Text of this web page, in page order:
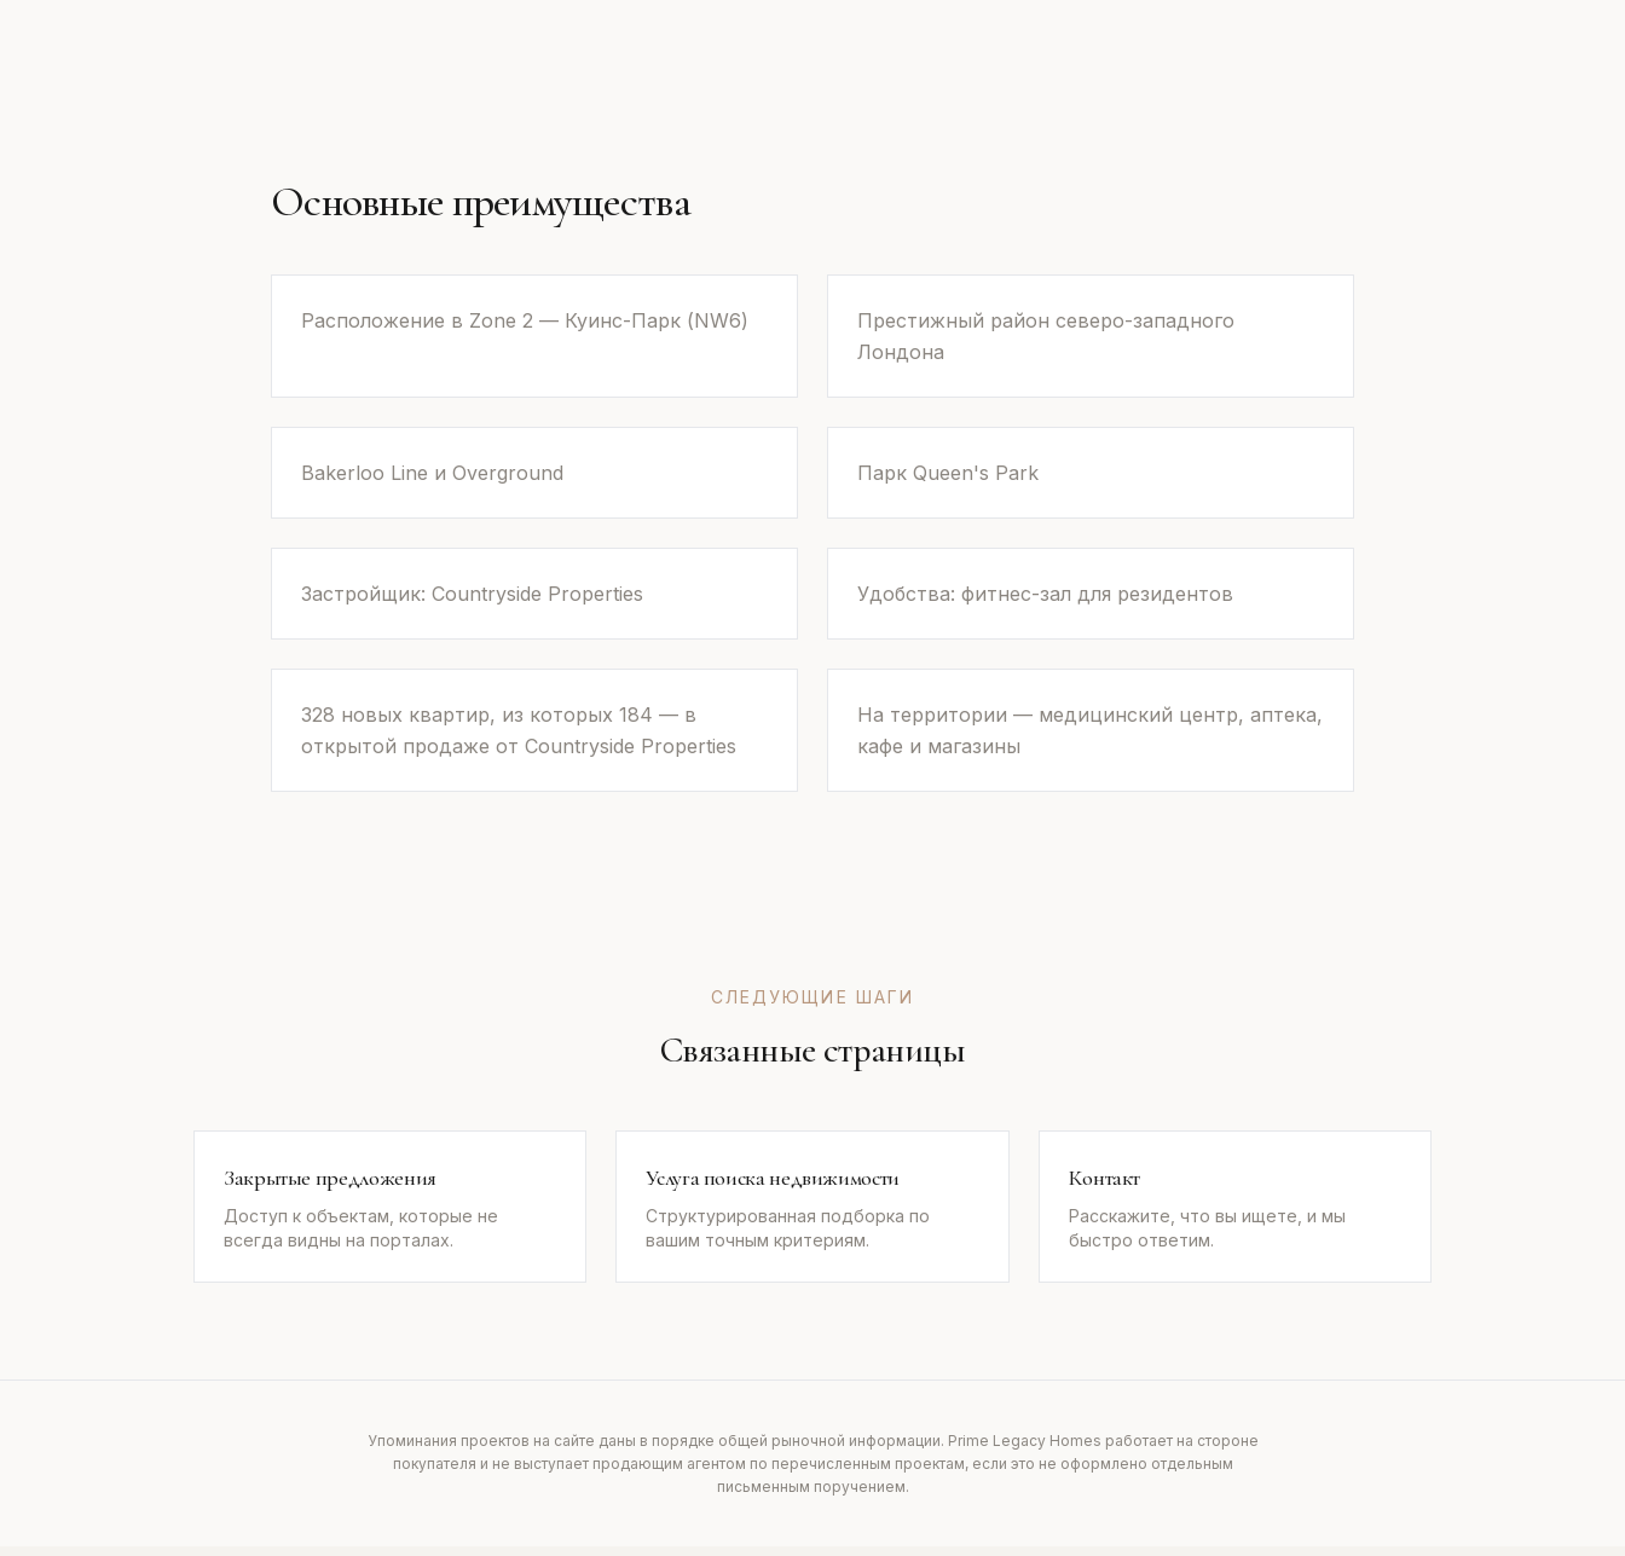
Основные преимущества
Расположение в Zone 2 — Куинс-Парк (NW6)
Престижный район северо-западного
Лондона
Bakerloo Line и Overground Парк Queen's Park
Застройщик: Countryside Properties Удобства: фитнес-зал для резидентов
328 новых квартир, из которых 184 — в
открытой продаже от Countryside Properties
На территории — медицинский центр, аптека,
кафе и магазины
СЛЕДУЮЩИЕ ШАГИ
Связанные страницы
Закрытые предложения
Доступ к объектам, которые не
всегда видны на порталах.
Услуга поиска недвижимости
Структурированная подборка по
вашим точным критериям.
Контакт
Расскажите, что вы ищете, и мы
быстро ответим.
Упоминания проектов на сайте даны в порядке общей рыночной информации. Prime Legacy Homes работает на стороне
покупателя и не выступает продающим агентом по перечисленным проектам, если это не оформлено отдельным
письменным поручением.